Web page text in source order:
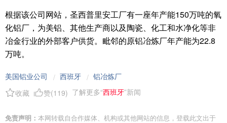
根据该公司网站，圣西普里安工厂有一座年产能150万吨的氧
化铝厂，为美铝、其他生产商以及陶瓷、化工和水净化等非
冶金行业的外部客户供货。毗邻的原铝冶炼厂年产能为22.8
万吨。
美国铝业公司 / 西班牙 / 铝冶炼厂
收藏
赞(119) 了解更多“西班牙”新闻
免责声明： 本网转载自合作媒体、机构或其他网站的信息，登载此文出于